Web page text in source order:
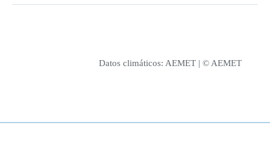
Datos climáticos: AEMET | © AEMET